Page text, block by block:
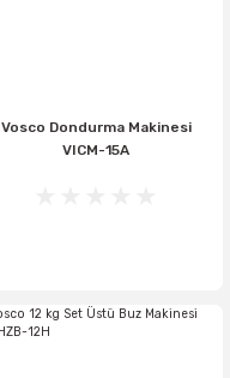
Vosco Dondurma Makinesi
VICM-15A